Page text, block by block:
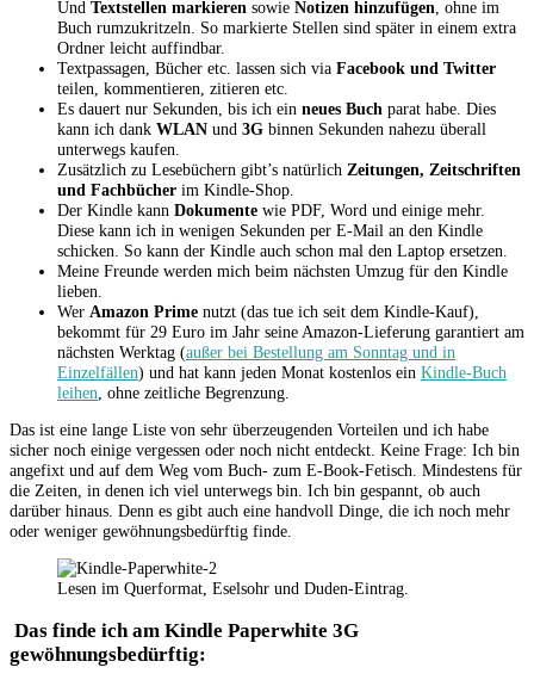
Und Textstellen markieren sowie Notizen hinzufügen , ohne im
Buch rumzukritzeln. So markierte Stellen sind später in einem extra
Ordner leicht auffindbar.
Textpassagen, Bücher etc. lassen sich via Facebook und Twitter
teilen, kommentieren, zitieren etc.
Es dauert nur Sekunden, bis ich ein neues Buch parat habe. Dies
kann ich dank WLAN und 3G binnen Sekunden nahezu überall
unterwegs kaufen.
Zusätzlich zu Lesebüchern gibt’s natürlich Zeitungen, Zeitschriften
und Fachbücher im Kindle-Shop.
Der Kindle kann Dokumente wie PDF, Word und einige mehr.
Diese kann ich in wenigen Sekunden per E-Mail an den Kindle
schicken. So kann der Kindle auch schon mal den Laptop ersetzen.
Meine Freunde werden mich beim nächsten Umzug für den Kindle
lieben.
Wer Amazon Prime nutzt (das tue ich seit dem Kindle-Kauf),
bekommt für 29 Euro im Jahr seine Amazon-Lieferung garantiert am
nächsten Werktag (außer bei Bestellung am Sonntag und in
Einzelfällen) und hat kann jeden Monat kostenlos ein Kindle-Buch
leihen , ohne zeitliche Begrenzung.
Das ist eine lange Liste von sehr überzeugenden Vorteilen und ich habe
sicher noch einige vergessen oder noch nicht entdeckt. Keine Frage: Ich bin
angefixt und auf dem Weg vom Buch- zum E-Book-Fetisch. Mindestens für
die Zeiten, in denen ich viel unterwegs bin. Ich bin gespannt, ob auch
darüber hinaus. Denn es gibt auch eine handvoll Dinge, die ich noch mehr
oder weniger gewöhnungsbedürftig finde.
Lesen im Querformat, Eselsohr und Duden-Eintrag.
Das finde ich am Kindle Paperwhite 3G
gewöhnungsbedürftig: